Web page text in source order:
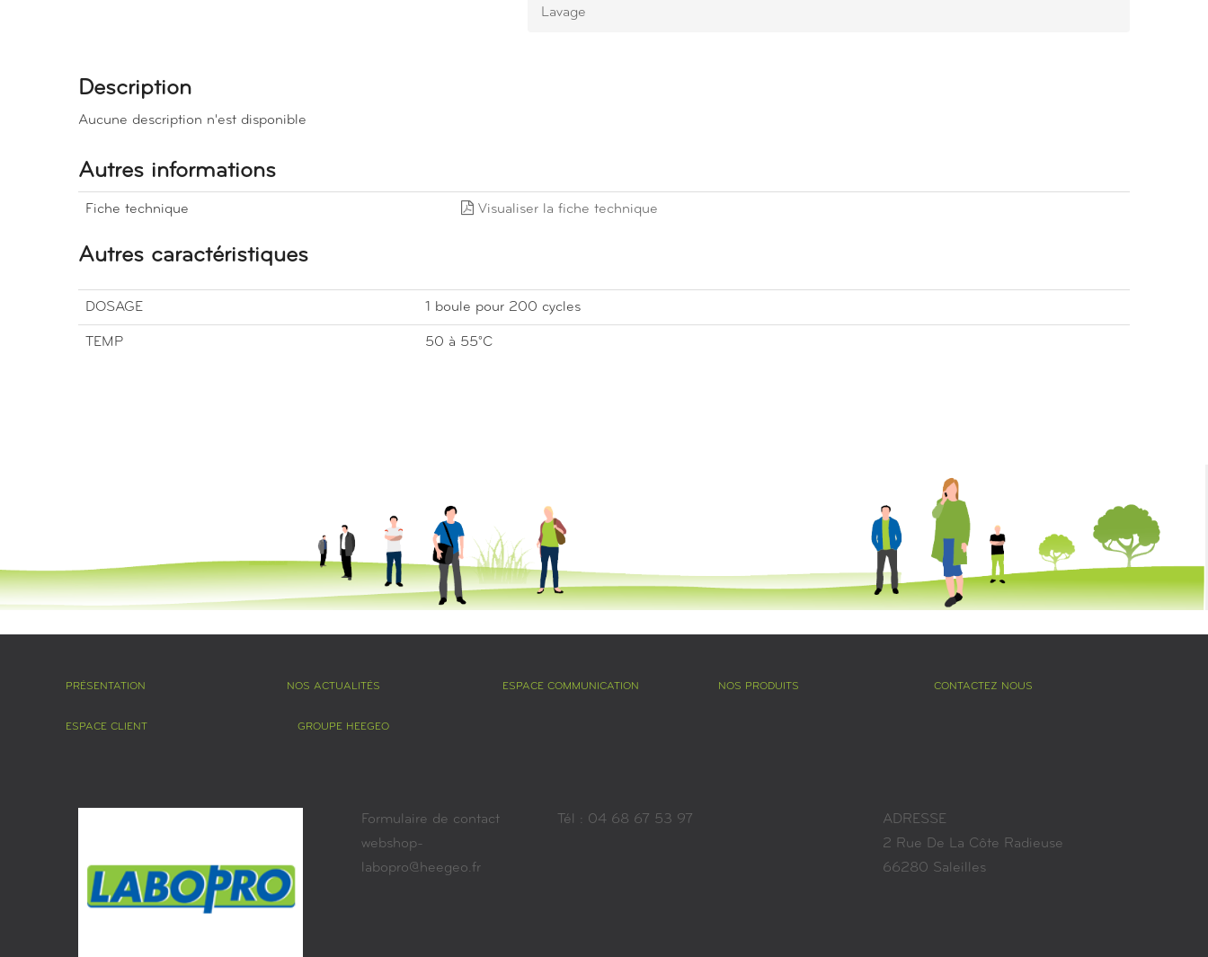
Lavage
Description
Aucune description n'est disponible
Autres informations
Fiche technique Visualiser la fiche technique
Autres caractéristiques
DOSAGE 1 boule pour 200 cycles
TEMP 50 à 55°C
PRÉSENTATION NOS ACTUALITÉS ESPACE COMMUNICATION NOS PRODUITS CONTACTEZ NOUS
ESPACE CLIENT GROUPE HEEGEO
Formulaire de contact
webshop-
labopro@heegeo.fr
Tél : 04 68 67 53 97
ADRESSE
2 Rue De La Côte Radieuse
66280 Saleilles